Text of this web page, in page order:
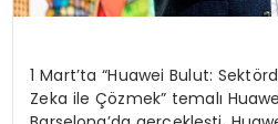
1 Mart’ta “Huawei Bulut:
Zeka ile Çözmek” temalı